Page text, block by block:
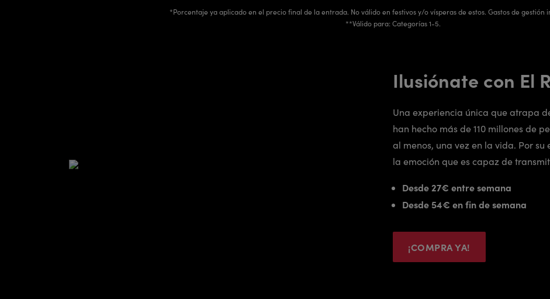
*Porcentaje ya aplicado en el precio final de la entrada. No válido en festivos y/o vísperas de estos. Gastos de gestión
**Válido para: Categorías 1-5.
Ilusiónate con El
Una experiencia única que atrapa
han hecho más de 110 millones de
al menos, una vez en la vida. Por
la emoción que es capaz de
Desde 27€ entre semana
Desde 54€ en fin de semana
¡COMPRA YA!